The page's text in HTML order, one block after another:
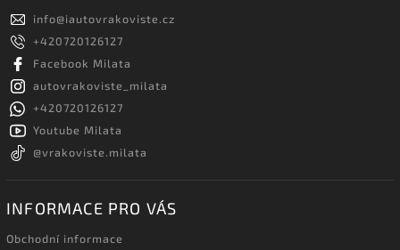
info@iautovrakoviste.cz
+420720126127
Facebook Milata
autovrakoviste_milata
+420720126127
Youtube Milata
@vrakoviste.milata
INFORMACE PRO VÁS
Obchodní informace